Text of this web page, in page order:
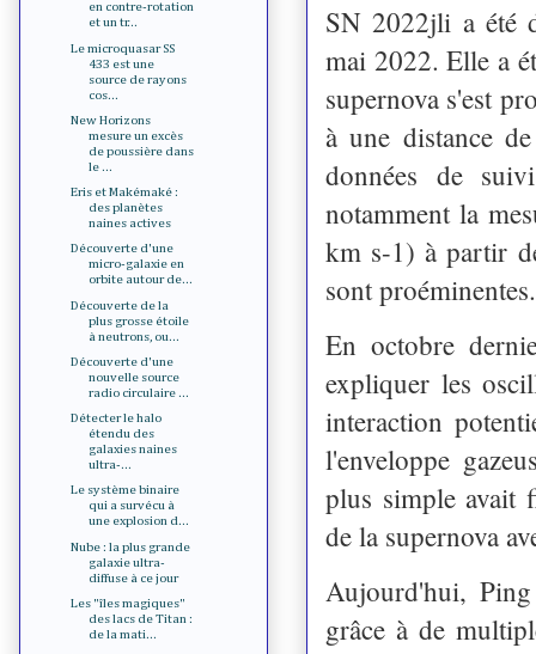
SN 2022jli a été
mai 2022. Elle a
supernova s'est
à une distance
données de
notamment la
km s-1) à partir
sont proéminentes.
En octobre
expliquer les
interaction
l'enveloppe
plus simple avait
de la supernova
Aujourd'hui, Ping
grâce à de
en contre-rotation
et un tr...
Le microquasar SS
433 est une
source de rayons
cos...
New Horizons
mesure un excès
de poussière dans
le ...
Eris et Makémaké :
des planètes
naines actives
Découverte d'une
micro-galaxie en
orbite autour de...
Découverte de la
plus grosse étoile
à neutrons, ou...
Découverte d'une
nouvelle source
radio circulaire ...
Détecter le halo
étendu des
galaxies naines
ultra-...
Le système binaire
qui a survécu à
une explosion d...
Nube : la plus grande
galaxie ultra-
diffuse à ce jour
Les "îles magiques"
des lacs de Titan :
de la mati...